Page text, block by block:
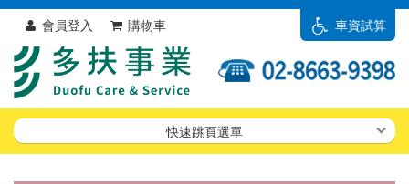
車資試算
會員登入 購物車
快速跳頁選單